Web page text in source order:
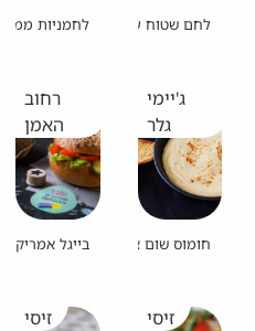
לחם שטוח על האש לחמניות
ג'יימי
גלר
חומוס שום צלוי עם פיתה צ'יפס
רחוב
האמן
בייגל אמריקאי
זיסי זיסי